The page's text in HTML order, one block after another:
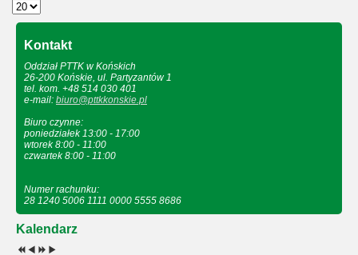
Kontakt
Oddział PTTK w Końskich
26-200 Końskie, ul. Partyzantów 1
tel. kom. +48 514 030 401
e-mail: biuro@pttkkonskie.pl
Biuro czynne:
poniedziałek 13:00 - 17:00
wtorek 8:00 - 11:00
czwartek 8:00 - 11:00
Numer rachunku:
28 1240 5006 1111 0000 5555 8686
Kalendarz